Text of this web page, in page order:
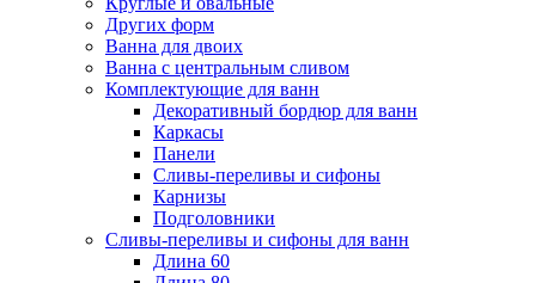
Других форм
Ванна для двоих
Ванна с центральным сливом
Комплектующие для ванн
Декоративный бордюр для ванн
Каркасы
Панели
Сливы-переливы и сифоны
Карнизы
Подголовники
Сливы-переливы и сифоны для ванн
Длина 60